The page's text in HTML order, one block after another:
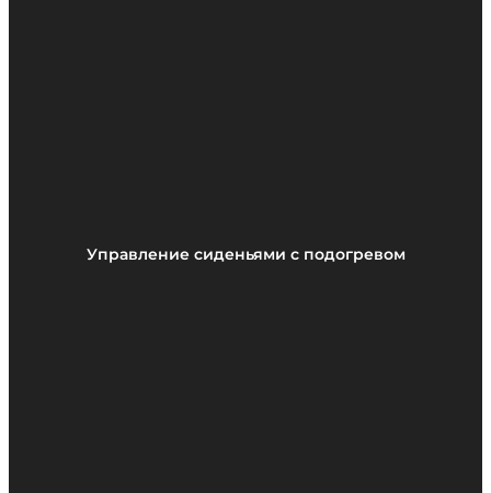
Управление сиденьями с подогревом